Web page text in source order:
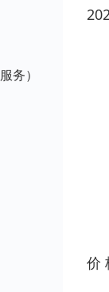
务）
价